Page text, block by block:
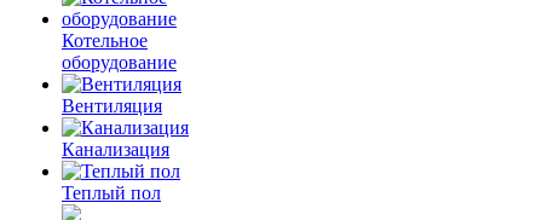
Котельное
оборудование
Вентиляция
Канализация
Теплый пол